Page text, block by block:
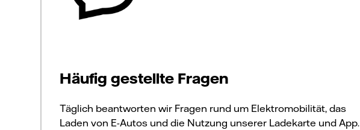
Häufig gestellte Fragen
Täglich beantworten wir Fragen rund um Elektromobilität, das
Laden von E-Autos und die Nutzung unserer Ladekarte und App.